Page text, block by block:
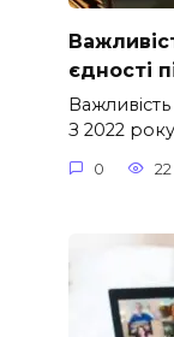
єдності
З 2022 року
0 22